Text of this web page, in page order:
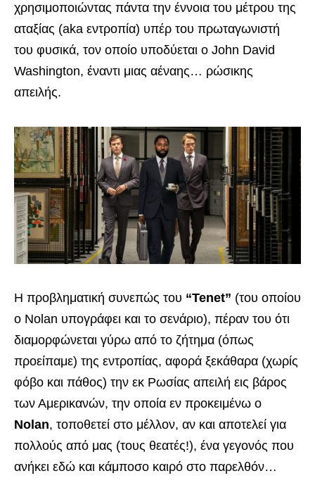
χρησιμοποιώντας πάντα την έννοια του μέτρου της
αταξίας (aka εντροπία) υπέρ του πρωταγωνιστή
του φυσικά, τον οποίο υποδύεται ο John David
Washington, έναντι μιας αέναης… ρώσικης
απειλής.
Η προβληματική συνεπώς του “Tenet” (του οποίου
ο Nolan υπογράφει και το σενάριο), πέραν του ότι
διαμορφώνεται γύρω από το ζήτημα (όπως
προείπαμε) της εντροπίας, αφορά ξεκάθαρα (χωρίς
φόβο και πάθος) την εκ Ρωσίας απειλή εις βάρος
των Αμερικανών, την οποία εν προκειμένω ο
Nolan, τοποθετεί στο μέλλον, αν και αποτελεί για
πολλούς από μας (τους θεατές!), ένα γεγονός που
ανήκει εδώ και κάμποσο καιρό στο παρελθόν…